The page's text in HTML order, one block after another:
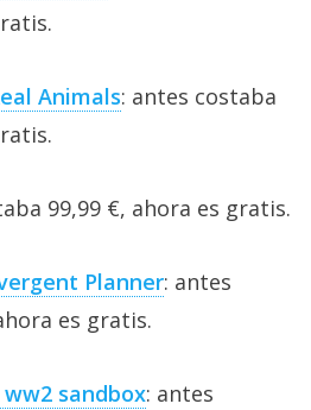
Animals: antes costaba
99,99 €, ahora es gratis.
Planner: antes
es gratis.
ww2 sandbox: antes